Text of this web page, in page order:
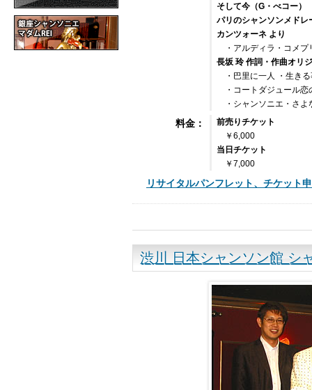
そして今（G・べコー）
パリのシャンソンメドレ
カンツォーネ より
・アルディラ・コメ
長坂 玲 作詞・作曲オリ
・巴里に一人 ・生き
・コートダジュール
・シャンソニエ・さ
料金：
前売りチケット
￥6,000
当日チケット
￥7,000
リサイタルパンフレット、チケット
渋川 日本シャンソン館 シ